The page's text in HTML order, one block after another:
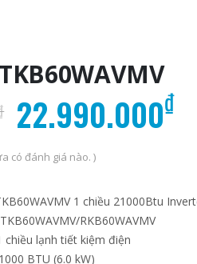
Giá
gốc
là:
25.500.000₫.
22.990.000₫
có đánh giá nào. )
1 chiều 21000Btu
RKB60WAVMV
chiều lạnh tiết kiệm điện
BTU (6.0 kW)
03
Th9
Điều hòa Daikin với
pháp chống biến đổi